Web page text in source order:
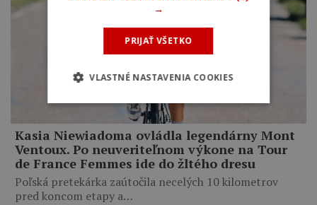
Kasia Niewiadoma ovládla legendárny Mont
Ventoux. Po neuveriteľnom výkone na Tour
de France Femmes ide do žltého dresu
Poľská pretekárka zaútočila necelých 10 kilometrov
pred koncom etapy a…
→
PRIJAŤ VŠETKO
VLASTNÉ NASTAVENIA COOKIES